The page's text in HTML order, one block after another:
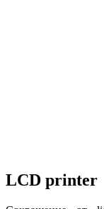
LCD printer